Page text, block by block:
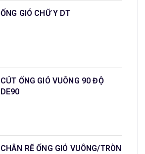
ỐNG GIÓ CHỮ Y DT
CÚT ỐNG GIÓ VUÔNG 90 ĐỘ
DE90
CHÂN RẼ ỐNG GIÓ VUÔNG/TRÒN